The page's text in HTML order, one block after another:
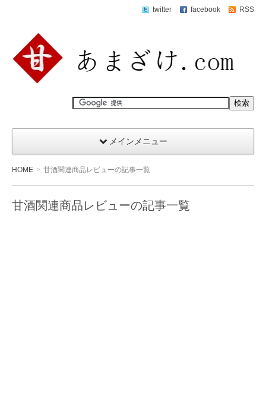
twitter facebook RSS
メインメニュー
HOME 甘酒関連商品レビューの記事一覧
甘酒関連商品レビューの記事一覧